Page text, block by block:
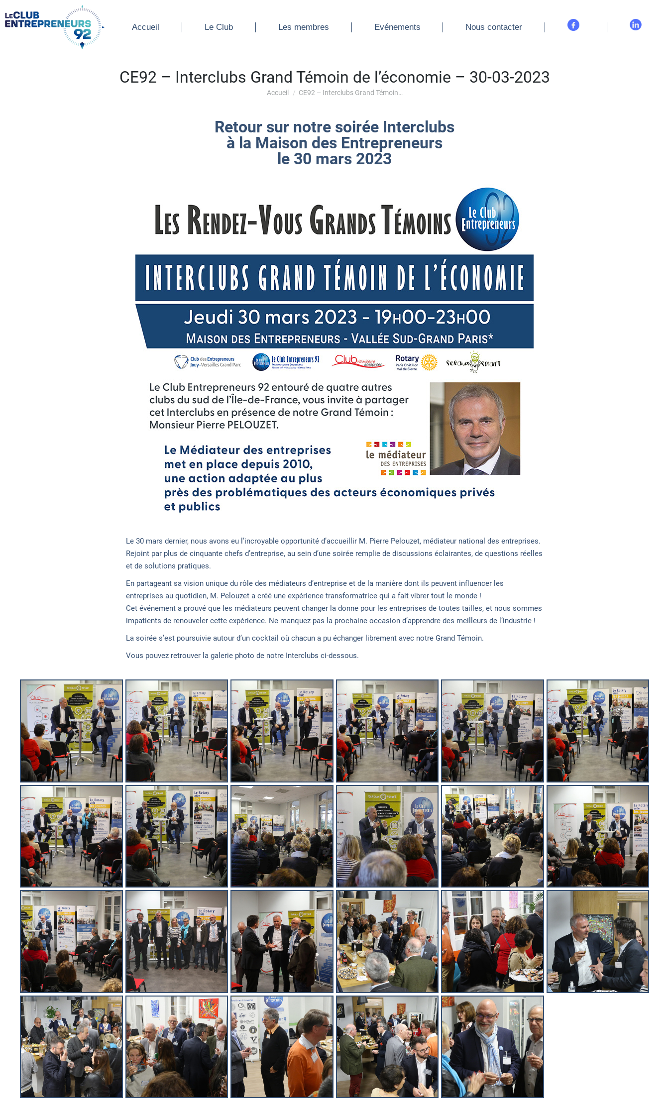
Accueil Le Club Les membres Evénements Nous contacter
CE92 – Interclubs Grand Témoin de l’économie – 30-03-2023
Vous êtes ici :
Accueil CE92 – Interclubs Grand Témoin…
Retour sur notre soirée Interclubs
à la Maison des Entrepreneurs
le 30 mars 2023
Le 30 mars dernier, nous avons eu l’incroyable opportunité d’accueillir M. Pierre Pelouzet, médiateur national des entreprises.
Rejoint par plus de cinquante chefs d’entreprise, au sein d’une soirée remplie de discussions éclairantes, de questions réelles
et de solutions pratiques.
En partageant sa vision unique du rôle des médiateurs d’entreprise et de la manière dont ils peuvent influencer les
entreprises au quotidien, M. Pelouzet a créé une expérience transformatrice qui a fait vibrer tout le monde !
Cet événement a prouvé que les médiateurs peuvent changer la donne pour les entreprises de toutes tailles, et nous sommes
impatients de renouveler cette expérience. Ne manquez pas la prochaine occasion d’apprendre des meilleurs de l’industrie !
La soirée s’est poursuivie autour d’un cocktail où chacun a pu échanger librement avec notre Grand Témoin.
Vous pouvez retrouver la galerie photo de notre Interclubs ci-dessous.
Accueil Le Club Les membres Evénements Nous contacter